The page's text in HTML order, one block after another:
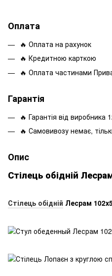
Оплата
🔥 Оплата на рахунок
🔥 Кредитною карткою
🔥 Оплата частинами
Гарантія
🔥 Гарантія від виробника
🔥 Самовивозу немає,
Опис
Стілець обідній
Стілець обідній Лесрам